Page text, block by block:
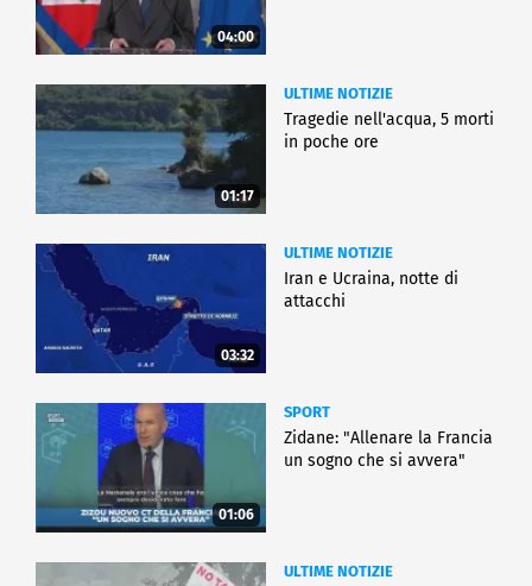
04:00
01:17
ULTIME NOTIZIE
Tragedie nell'acqua, 5 morti
in poche ore
03:32
ULTIME NOTIZIE
Iran e Ucraina, notte di
attacchi
01:06
SPORT
Zidane: "Allenare la Francia
un sogno che si avvera"
ULTIME NOTIZIE